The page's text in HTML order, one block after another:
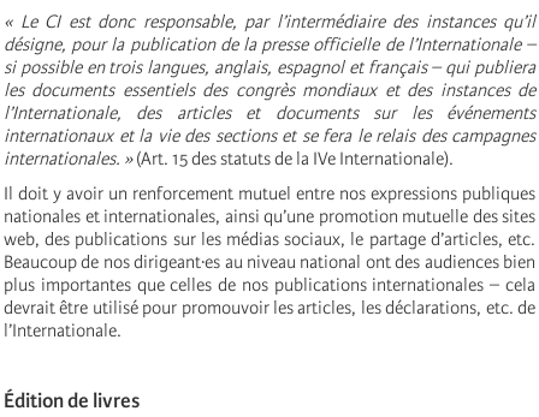
« Le CI est donc responsable, par l’intermédiaire des instances qu’il
désigne, pour la publication de la presse officielle de l’Internationale –
si possible en trois langues, anglais, espagnol et français – qui publiera
les documents essentiels des congrès mondiaux et des instances de
l’Internationale, des articles et documents sur les événements
internationaux et la vie des sections et se fera le relais des campagnes
internationales. »(Art. 15 des statuts de la IVe Internationale).
Il doit y avoir un renforcement mutuel entre nos expressions publiques
nationales et internationales, ainsi qu’une promotion mutuelle des sites
web, des publications sur les médias sociaux, le partage d’articles, etc.
Beaucoup de nos dirigeant·es au niveau national ont des audiences bien
plus importantes que celles de nos publications internationales – cela
devrait être utilisé pour promouvoir les articles, les déclarations, etc. de
l’Internationale.
Édition de livres